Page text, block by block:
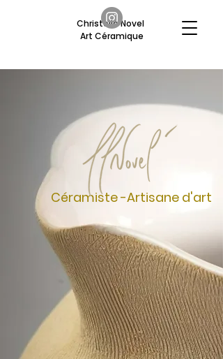
Christelle Novel
Art Céramique
Céramiste -Artisane d'art